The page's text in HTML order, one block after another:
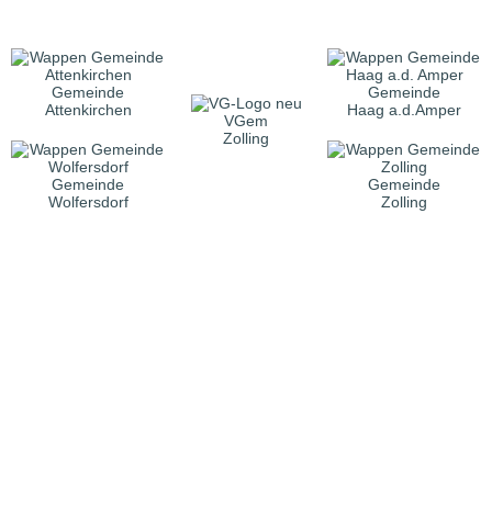
Gemeinde
Attenkirchen
VGem
Zolling
Gemeinde
Haag a.d.Amper
Gemeinde
Wolfersdorf
Gemeinde
Zolling